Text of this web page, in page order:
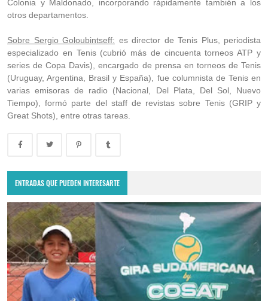
Colonia y Maldonado, incorporando rápidamente también a los
otros departamentos.
Sobre Sergio Goloubintseff: es director de Tenis Plus, periodista
especializado en Tenis (cubrió más de cincuenta torneos ATP y
series de Copa Davis), encargado de prensa en torneos de Tenis
(Uruguay, Argentina, Brasil y España), fue columnista de Tenis en
varias emisoras de radio (Nacional, Del Plata, Del Sol, Nuevo
Tiempo), formó parte del staff de revistas sobre Tenis (GRIP y
Great Shots), entre otras tareas.
ENTRADAS QUE PUEDEN INTERESARTE